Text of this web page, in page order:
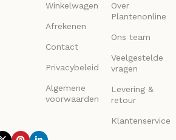
Winkelwagen
Afrekenen
Contact
Privacybeleid
Algemene
voorwaarden
Over
Plantenonline
Ons team
Veelgestelde
vragen
Levering &
retour
Klantenservice